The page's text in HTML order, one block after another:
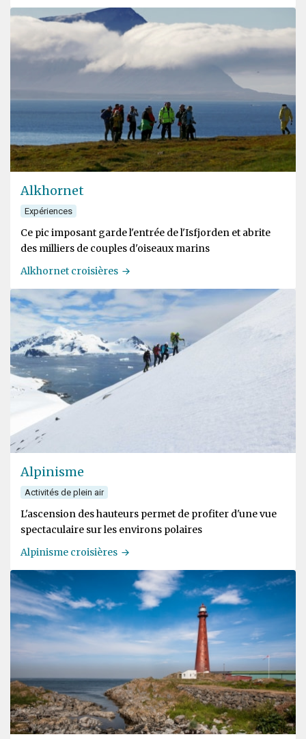
Alkhornet
Expériences
Ce pic imposant garde l'entrée de l'Isfjorden et abrite
des milliers de couples d'oiseaux marins
Alkhornet croisières
Alpinisme
Activités de plein air
L'ascension des hauteurs permet de profiter d'une vue
spectaculaire sur les environs polaires
Alpinisme croisières